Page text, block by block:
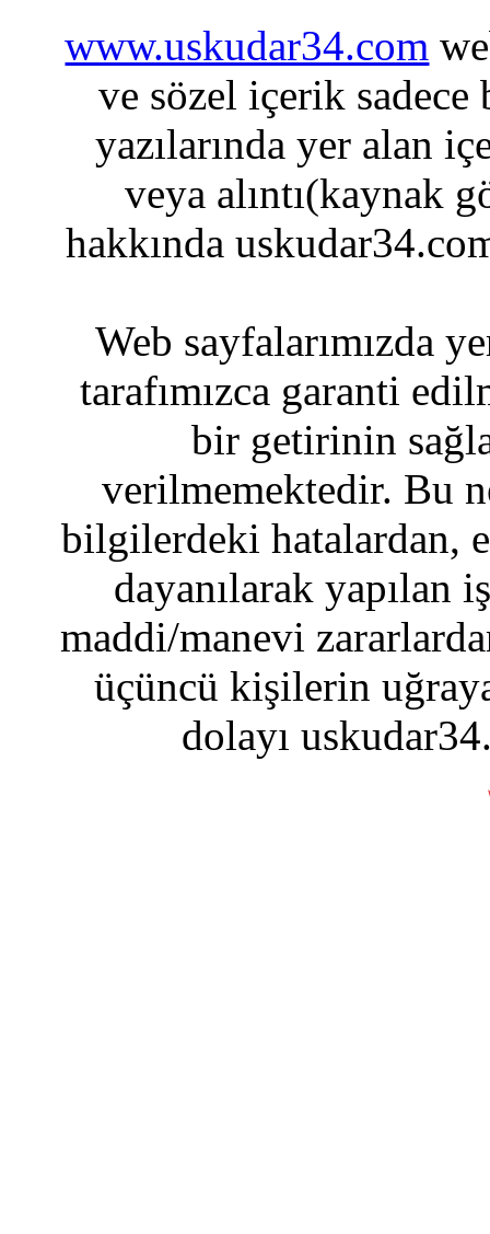
www.uskudar34.com
ve sözel içerik sadece
yazılarında yer alan
veya alıntı(kaynak
hakkında
Web sayfalarımızda
tarafımızca garanti
bir getirinin
verilmemektedir. Bu
bilgilerdeki hatalardan,
dayanılarak yapılan
maddi/manevi
üçüncü kişilerin
dolayı